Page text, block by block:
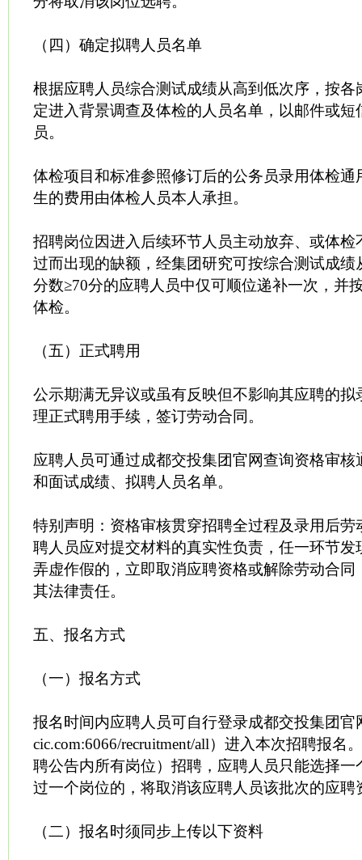
（四）确定拟聘人员名单
根据应聘人员综合测试成绩从高到低次序，按各
定进入背景调查及体检的人员名单，以邮件或短
员。
体检项目和标准参照修订后的公务员录用体检通
生的费用由体检人员本人承担。
招聘岗位因进入后续环节人员主动放弃、或体检
过而出现的缺额，经集团研究可按综合测试成绩
分数≥70分的应聘人员中仅可顺位递补一次，并
体检。
（五）正式聘用
公示期满无异议或虽有反映但不影响其应聘的拟
理正式聘用手续，签订劳动合同。
应聘人员可通过成都交投集团官网查询资格审核
和面试成绩、拟聘人员名单。
特别声明：资格审核贯穿招聘全过程及录用后劳
聘人员应对提交材料的真实性负责，任一环节发
弄虚作假的，立即取消应聘资格或解除劳动合同
其法律责任。
五、报名方式
（一）报名方式
报名时间内应聘人员可自行登录成都交投集团官
cic.com:6066/recruitment/all）进入本次招聘报名
聘公告内所有岗位）招聘，应聘人员只能选择一
过一个岗位的，将取消该应聘人员该批次的应聘
（二）报名时须同步上传以下资料